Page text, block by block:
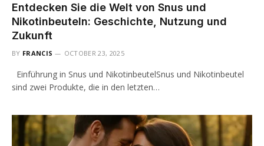
Entdecken Sie die Welt von Snus und
Nikotinbeuteln: Geschichte, Nutzung und
Zukunft
BY FRANCIS OCTOBER 23, 2025
Einführung in Snus und NikotinbeutelSnus und Nikotinbeutel
sind zwei Produkte, die in den letzten…